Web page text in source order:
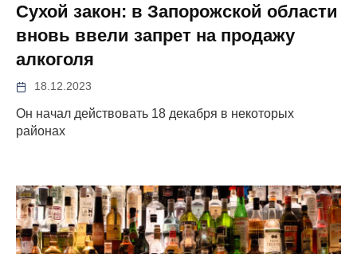
Сухой закон: в Запорожской области
вновь ввели запрет на продажу
алкоголя
18.12.2023
Он начал действовать 18 декабря в некоторых
районах